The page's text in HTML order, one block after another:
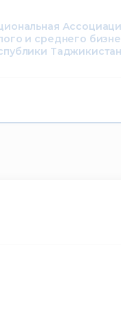
и среднего
Таджикистан